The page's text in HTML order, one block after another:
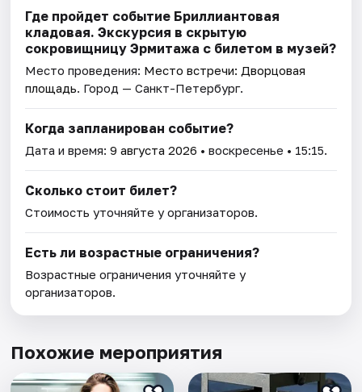
Где пройдет событие Бриллиантовая
кладовая. Экскурсия в скрытую
сокровищницу Эрмитажа с билетом в музей?
Место проведения: Место встречи: Дворцовая
площадь. Город — Санкт-Петербург.
Когда запланирован событие?
Дата и время:9 августа 2026 • воскресенье • 15:15.
Сколько стоит билет?
Стоимость уточняйте у организаторов.
Есть ли возрастные ограничения?
Возрастные ограничения уточняйте у
организаторов.
Похожие мероприятия